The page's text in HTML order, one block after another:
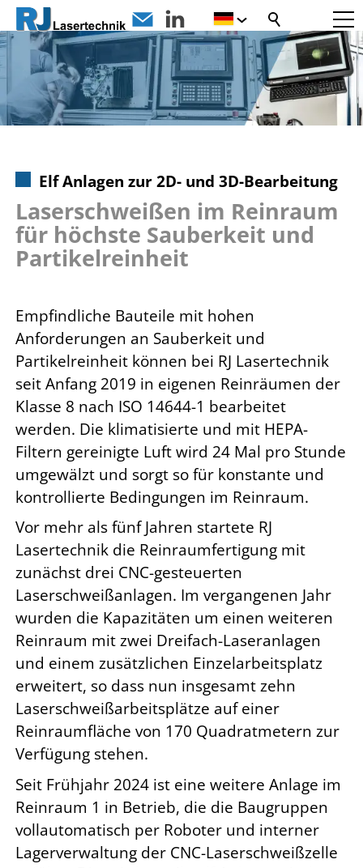
Elf Anlagen zur 2D- und 3D-Bearbeitung
Laserschweißen im Reinraum
für höchste Sauberkeit und
Partikelreinheit
Empfindliche Bauteile mit hohen
Anforderungen an Sauberkeit und
Partikelreinheit können bei RJ Lasertechnik
seit Anfang 2019 in eigenen Reinräumen der
Klasse 8 nach ISO 14644-1 bearbeitet
werden. Die klimatisierte und mit HEPA-
Filtern gereinigte Luft wird 24 Mal pro Stunde
umgewälzt und sorgt so für konstante und
kontrollierte Bedingungen im Reinraum.
Vor mehr als fünf Jahren startete RJ
Lasertechnik die Reinraumfertigung mit
zunächst drei CNC-gesteuerten
Laserschweißanlagen. Im vergangenen Jahr
wurden die Kapazitäten um einen weiteren
Reinraum mit zwei Dreifach-Laseranlagen
und einem zusätzlichen Einzelarbeitsplatz
erweitert, so dass nun insgesamt zehn
Laserschweißarbeitsplätze auf einer
Reinraumfläche von 170 Quadratmetern zur
Verfügung stehen.
Seit Frühjahr 2024 ist eine weitere Anlage im
Reinraum 1 in Betrieb, die die Baugruppen
vollautomatisch per Roboter und interner
Lagerverwaltung der CNC-Laserschweißzelle